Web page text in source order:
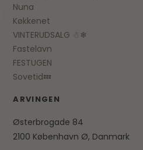
Nuna
Køkkenet
VINTERUDSALG ☃❄
Fastelavn
FESTUGEN
Sovetid💤
ARVINGEN
Østerbrogade 84
2100 København Ø, Danmark